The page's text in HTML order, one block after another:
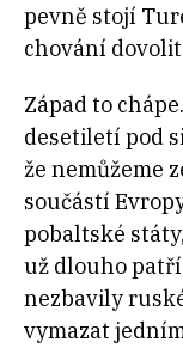
pevně stojí
chování
Západ to
desetiletí pod
že nemůžeme
součástí
pobaltské
už dlouho patří
nezbavily
vymazat